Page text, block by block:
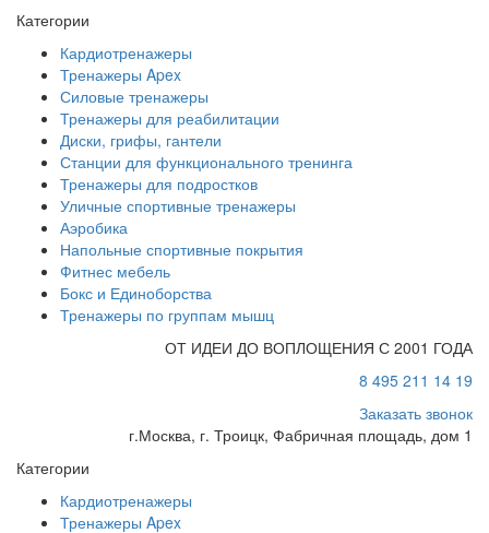
Категории
Кардиотренажеры
Тренажеры Apex
Силовые тренажеры
Тренажеры для реабилитации
Диски, грифы, гантели
Станции для функционального тренинга
Тренажеры для подростков
Уличные спортивные тренажеры
Аэробика
Напольные спортивные покрытия
Фитнес мебель
Бокс и Единоборства
Тренажеры по группам мышц
ОТ ИДЕИ ДО ВОПЛОЩЕНИЯ С 2001 ГОДА
8 495 211 14 19
Заказать звонок
г.Москва, г. Троицк, Фабричная площадь, дом 1
Категории
Кардиотренажеры
Тренажеры Apex